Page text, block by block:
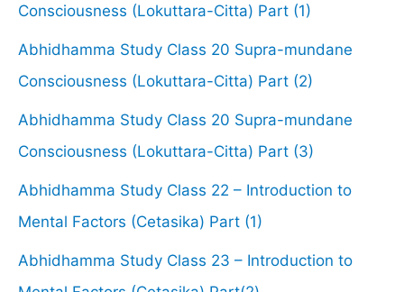
Consciousness (Lokuttara-Citta) Part (1)
Abhidhamma Study Class 20 Supra-mundane
Consciousness (Lokuttara-Citta) Part (2)
Abhidhamma Study Class 20 Supra-mundane
Consciousness (Lokuttara-Citta) Part (3)
Abhidhamma Study Class 22 – Introduction to
Mental Factors (Cetasika) Part (1)
Abhidhamma Study Class 23 – Introduction to